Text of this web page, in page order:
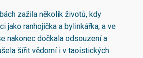
zažila několik životů, kdy
jako ranhojička a bylinkářka, a ve
nakonec dočkala odsouzení a
šířit vědomí i v taoistických